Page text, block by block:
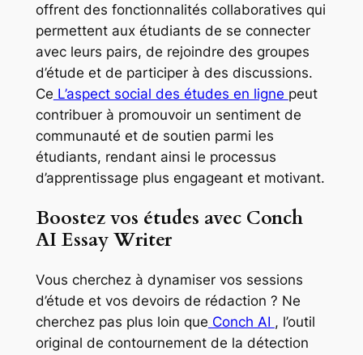
offrent des fonctionnalités collaboratives qui
permettent aux étudiants de se connecter
avec leurs pairs, de rejoindre des groupes
d’étude et de participer à des discussions.
Ce L’aspect social des études en ligne peut
contribuer à promouvoir un sentiment de
communauté et de soutien parmi les
étudiants, rendant ainsi le processus
d’apprentissage plus engageant et motivant.
Boostez vos études avec Conch
AI Essay Writer
Vous cherchez à dynamiser vos sessions
d’étude et vos devoirs de rédaction ? Ne
cherchez pas plus loin que Conch AI , l’outil
original de contournement de la détection